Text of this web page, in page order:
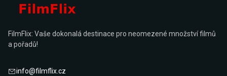
FilmFlix: Vaše dokonalá destinace pro neomezené množství filmů
a pořadů!
info@filmflix.cz